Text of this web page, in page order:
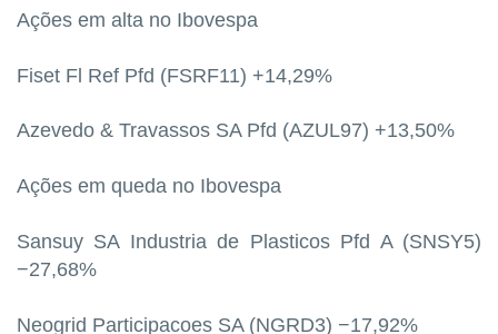
Ações em alta no Ibovespa
Fiset Fl Ref Pfd (FSRF11) +14,29%
Azevedo & Travassos SA Pfd (AZUL97) +13,50%
Ações em queda no Ibovespa
Sansuy SA Industria de Plasticos Pfd A (SNSY5)
−27,68%
Neogrid Participacoes SA (NGRD3) −17,92%